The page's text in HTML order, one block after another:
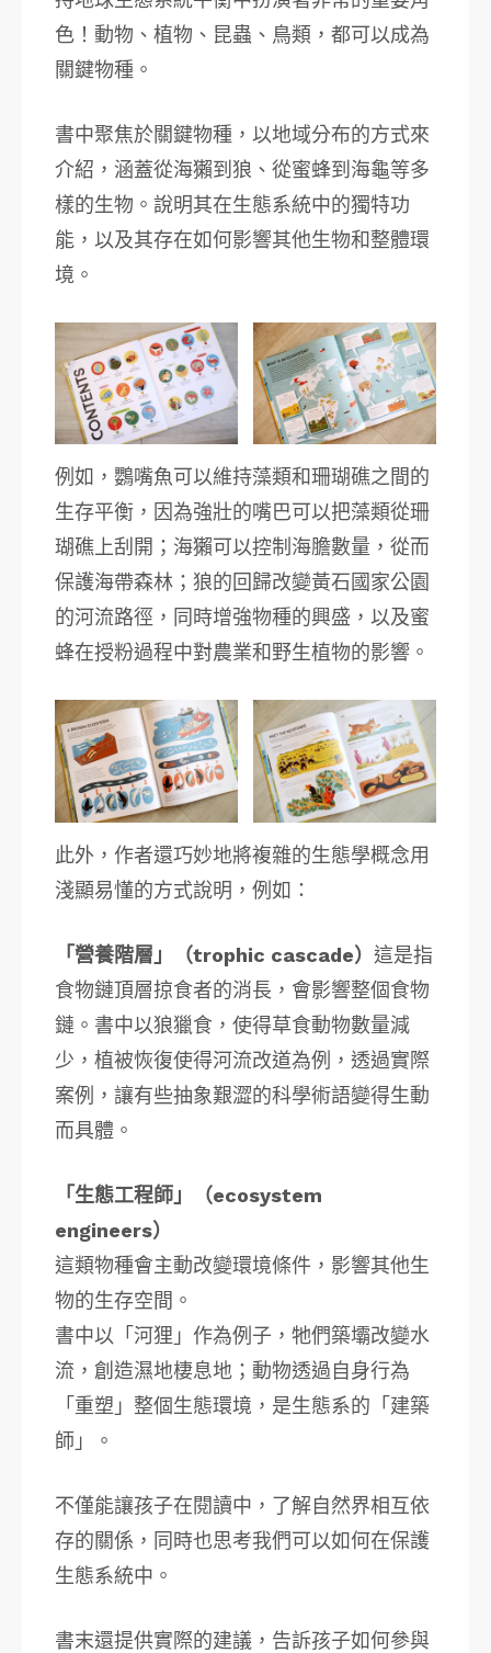
色！動物、植物、昆蟲、鳥類，都可以成為
關鍵物種。
書中聚焦於關鍵物種，以地域分布的方式來
介紹，涵蓋從海獺到狼、從蜜蜂到海龜等多
樣的生物。​說明其在生態系統中的獨特功
能，以及其存在如何影響其他生物和整體環
境。
例如，鸚嘴魚可以維持藻類和珊瑚礁之間的
生存平衡，因為強壯的嘴巴可以把藻類從珊
瑚礁上刮開；海獺可以控制海膽數量，從而
保護海帶森林；狼的回歸改變黃石國家公園
的河流路徑，同時增強物種的興盛，以及蜜
蜂在授粉過程中對農業和野生植物的影響。
此外，作者還巧妙地將複雜的生態學概念用
淺顯易懂的方式說明，例如：
「營養階層」（trophic cascade） 這是指
食物鏈頂層掠食者的消長，會影響整個食物
鏈。書中以狼獵食，使得草食動物數量減
少，植被恢復使得河流改道為例，透過實際
案例，讓有些抽象艱澀的科學術語變得生動
而具體。
「生態工程師」（ecosystem
engineers）
這類物種會主動改變環境條件，影響其他生
物的生存空間。
書中以「河狸」作為例子，牠們築壩改變水
流，創造濕地棲息地；動物透過自身行為
「重塑」整個生態環境，是生態系的「建築
師」。
不僅能讓孩子在閱讀中，了解自然界相互依
存的關係，同時也思考我們可以如何在保護
生態系統中。
書末還提供實際的建議，告訴孩子如何參與